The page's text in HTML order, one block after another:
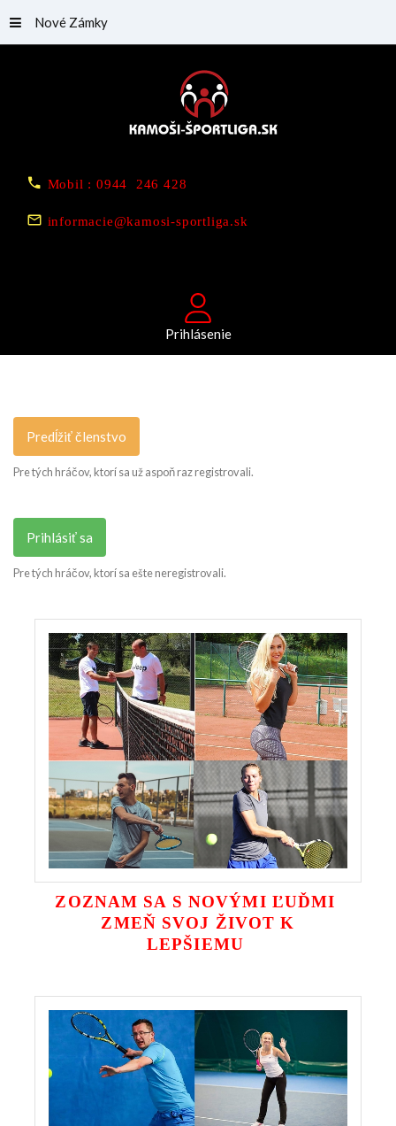
Mobil : 0944 246 428
informacie@kamosi-sportliga.sk
Prihlásenie
Nové Zámky
Predĺžiť členstvo
Pre tých hráčov, ktorí sa už aspoň raz registrovali.
Prihlásiť sa
Pre tých hráčov, ktorí sa ešte neregistrovali.
ZOZNAM SA S NOVÝMI ĽUĎMI
ZMEŇ SVOJ ŽIVOT K
LEPŠIEMU